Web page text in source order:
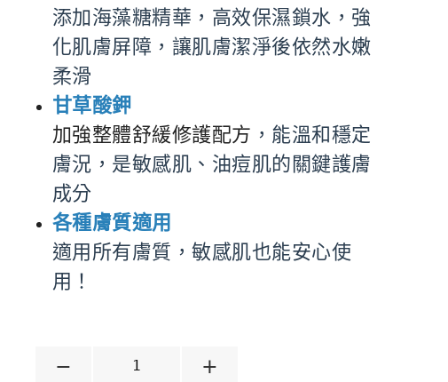
添加海藻糖精華，高效保濕鎖水，強
化肌膚屏障，讓肌膚潔淨後依然水嫩
柔滑
甘草酸鉀
加強整體舒緩修護配方 ，能溫和穩定
膚況，是敏感肌、油痘肌的關鍵護膚
成分
各種膚質適用
適用所有膚質，敏感肌也能安心使
用！